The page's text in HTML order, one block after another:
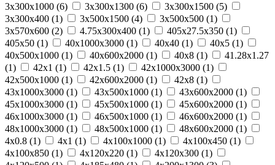
3х300х1000 (6) 3х300х1300 (6) 3х300х1500 (5)
3х300х400 (1) 3х500х1500 (4) 3х500х500 (1)
3х570х600 (2) 4.75х300х400 (1) 405х27.5х350 (1)
405х50 (1) 40х1000х3000 (1) 40х40 (1) 40х5 (1)
40х500х1000 (1) 40х600х2000 (1) 40х8 (1)
41.28х1.27
(1) 42х1 (1) 42х1.5 (1) 42х1000х3000 (1)
42х500х1000 (1) 42х600х2000 (1) 42х8 (1)
43х1000х3000 (1) 43х500х1000 (1) 43х600х2000 (1)
45х1000х3000 (1) 45х500х1000 (1) 45х600х2000 (1)
46х1000х3000 (1) 46х500х1000 (1) 46х600х2000 (1)
48х1000х3000 (1) 48х500х1000 (1) 48х600х2000 (1)
4х0.8 (1) 4х1 (1) 4х100х1000 (1) 4х100х450 (1)
4х100х850 (1) 4х120х220 (1) 4х120х300 (1)